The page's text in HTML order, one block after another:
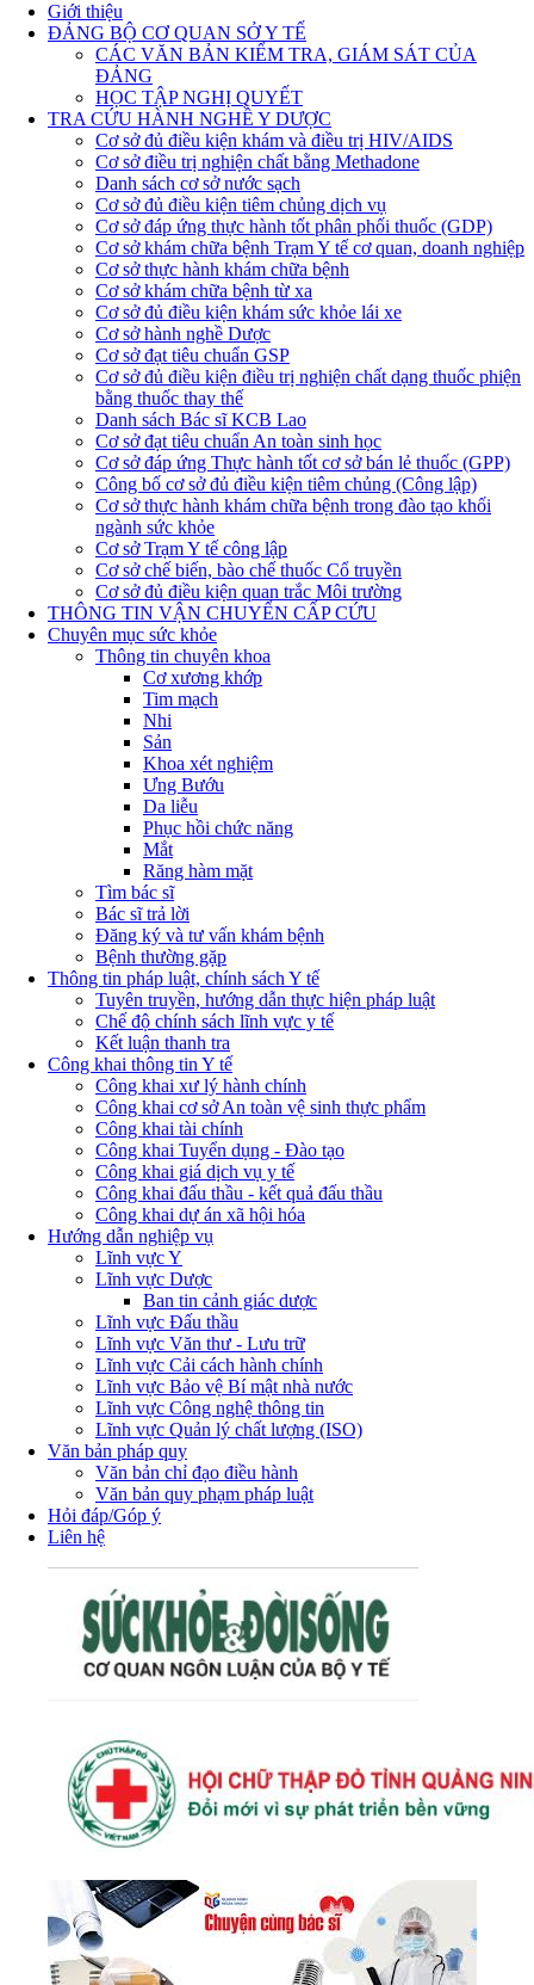
Giới thiệu
ĐẢNG BỘ CƠ QUAN SỞ Y TẾ
CÁC VĂN BẢN KIỂM TRA, GIÁM SÁT CỦA
ĐẢNG
HỌC TẬP NGHỊ QUYẾT
TRA CỨU HÀNH NGHỀ Y DƯỢC
Cơ sở đủ điều kiện khám và điều trị HIV/AIDS
Cơ sở điều trị nghiện chất bằng Methadone
Danh sách cơ sở nước sạch
Cơ sở đủ điều kiện tiêm chủng dịch vụ
Cơ sở đáp ứng thực hành tốt phân phối thuốc (GDP)
Cơ sở khám chữa bệnh Trạm Y tế cơ quan, doanh nghiệp
Cơ sở thực hành khám chữa bệnh
Cơ sở khám chữa bệnh từ xa
Cơ sở đủ điều kiện khám sức khỏe lái xe
Cơ sở hành nghề Dược
Cơ sở đạt tiêu chuẩn GSP
Cơ sở đủ điều kiện điều trị nghiện chất dạng thuốc phiện
bằng thuốc thay thế
Danh sách Bác sĩ KCB Lao
Cơ sở đạt tiêu chuẩn An toàn sinh học
Cơ sở đáp ứng Thực hành tốt cơ sở bán lẻ thuốc (GPP)
Công bố cơ sở đủ điều kiện tiêm chủng (Công lập)
Cơ sở thực hành khám chữa bệnh trong đào tạo khối
ngành sức khỏe
Cơ sở Trạm Y tế công lập
Cơ sở chế biến, bào chế thuốc Cổ truyền
Cơ sở đủ điều kiện quan trắc Môi trường
THÔNG TIN VẬN CHUYỂN CẤP CỨU
Chuyên mục sức khỏe
Thông tin chuyên khoa
Cơ xương khớp
Tim mạch
Nhi
Sản
Khoa xét nghiệm
Ưng Bướu
Da liễu
Phục hồi chức năng
Mắt
Răng hàm mặt
Tìm bác sĩ
Bác sĩ trả lời
Đăng ký và tư vấn khám bệnh
Bệnh thường gặp
Thông tin pháp luật, chính sách Y tế
Tuyên truyền, hướng dẫn thực hiện pháp luật
Chế độ chính sách lĩnh vực y tế
Kết luận thanh tra
Công khai thông tin Y tế
Công khai xư lý hành chính
Công khai cơ sở An toàn vệ sinh thực phẩm
Công khai tài chính
Công khai Tuyển dụng - Đào tạo
Công khai giá dịch vụ y tế
Công khai đấu thầu - kết quả đấu thầu
Công khai dự án xã hội hóa
Hướng dẫn nghiệp vụ
Lĩnh vực Y
Lĩnh vực Dược
Ban tin cảnh giác dược
Lĩnh vực Đấu thầu
Lĩnh vực Văn thư - Lưu trữ
Lĩnh vực Cải cách hành chính
Lĩnh vực Bảo vệ Bí mật nhà nước
Lĩnh vực Công nghệ thông tin
Lĩnh vực Quản lý chất lượng (ISO)
Văn bản pháp quy
Văn bản chỉ đạo điều hành
Văn bản quy phạm pháp luật
Hỏi đáp/Góp ý
Liên hệ